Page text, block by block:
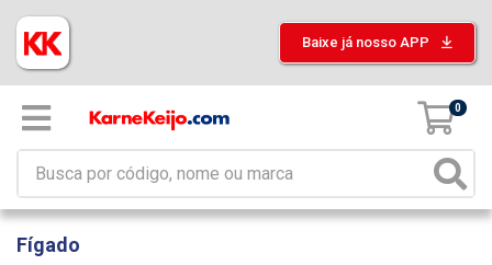
Baixe já nosso APP
0
Fígado